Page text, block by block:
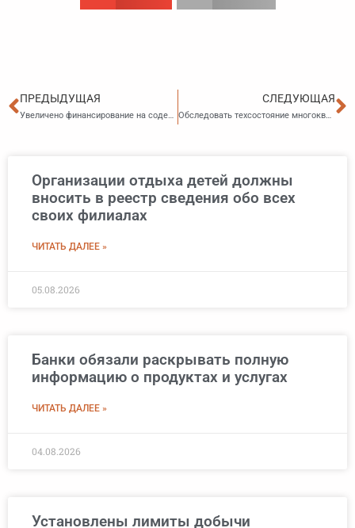
Пред
ПРЕДЫДУЩАЯ
Увеличено финансирование на содержание муниципального жилищного фонда г. Артема
СЛЕДУЮЩАЯ
Обследовать техсостояние многоквартирных домов, включенных в региональную программу капремонта, необходимо по правилам
Организации отдыха детей должны
вносить в реестр сведения обо всех
своих филиалах
ЧИТАТЬ ДАЛЕЕ »
05.08.2026
Банки обязали раскрывать полную
информацию о продуктах и услугах
ЧИТАТЬ ДАЛЕЕ »
04.08.2026
Установлены лимиты добычи